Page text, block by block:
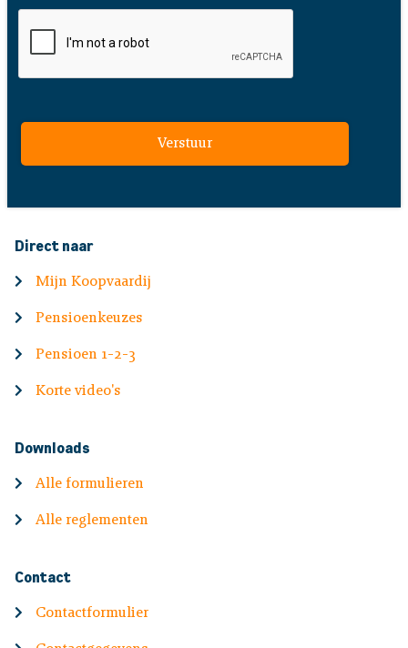
Direct naar
Mijn Koopvaardij
Pensioenkeuzes
Pensioen 1-2-3
Korte video's
Downloads
Alle formulieren
Alle reglementen
Contact
Contactformulier